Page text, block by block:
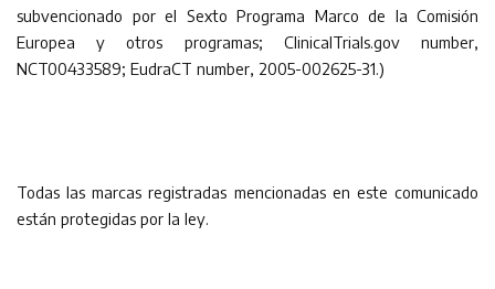
subvencionado por el Sexto Programa Marco de la Comisión
Europea y otros programas; ClinicalTrials.gov number,
NCT00433589; EudraCT number, 2005-002625-31.)
Todas las marcas registradas mencionadas en este comunicado
están protegidas por la ley.